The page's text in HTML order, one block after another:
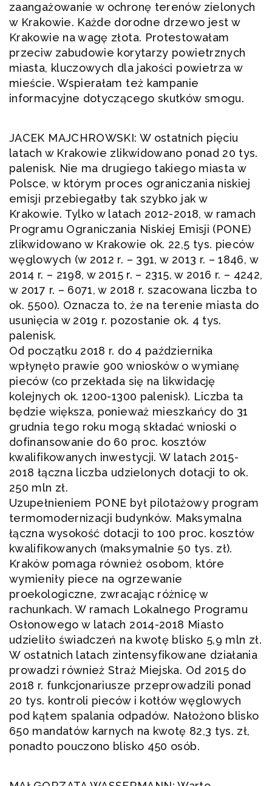
zaangażowanie w ochronę terenów zielonych
w Krakowie. Każde dorodne drzewo jest w
Krakowie na wagę złota. Protestowałam
przeciw zabudowie korytarzy powietrznych
miasta, kluczowych dla jakości powietrza w
mieście. Wspierałam też kampanie
informacyjne dotyczącego skutków smogu.
JACEK MAJCHROWSKI: W ostatnich pięciu
latach w Krakowie zlikwidowano ponad 20 tys.
palenisk. Nie ma drugiego takiego miasta w
Polsce, w którym proces ograniczania niskiej
emisji przebiegałby tak szybko jak w
Krakowie. Tylko w latach 2012-2018, w ramach
Programu Ograniczania Niskiej Emisji (PONE)
zlikwidowano w Krakowie ok. 22,5 tys. pieców
węglowych (w 2012 r. – 391, w 2013 r. – 1846, w
2014 r. – 2198, w 2015 r. – 2315, w 2016 r. – 4242,
w 2017 r. – 6071, w 2018 r. szacowana liczba to
ok. 5500). Oznacza to, że na terenie miasta do
usunięcia w 2019 r. pozostanie ok. 4 tys.
palenisk.
Od początku 2018 r. do 4 października
wpłynęło prawie 900 wniosków o wymianę
pieców (co przekłada się na likwidację
kolejnych ok. 1200-1300 palenisk). Liczba ta
będzie większa, ponieważ mieszkańcy do 31
grudnia tego roku mogą składać wnioski o
dofinansowanie do 60 proc. kosztów
kwalifikowanych inwestycji. W latach 2015-
2018 łączna liczba udzielonych dotacji to ok.
250 mln zł.
Uzupełnieniem PONE był pilotażowy program
termomodernizacji budynków. Maksymalna
łączna wysokość dotacji to 100 proc. kosztów
kwalifikowanych (maksymalnie 50 tys. zł).
Kraków pomaga również osobom, które
wymieniły piece na ogrzewanie
proekologiczne, zwracając różnicę w
rachunkach. W ramach Lokalnego Programu
Osłonowego w latach 2014-2018 Miasto
udzieliło świadczeń na kwotę blisko 5,9 mln zł.
W ostatnich latach zintensyfikowane działania
prowadzi również Straż Miejska. Od 2015 do
2018 r. funkcjonariusze przeprowadzili ponad
20 tys. kontroli pieców i kotłów węglowych
pod kątem spalania odpadów. Nałożono blisko
650 mandatów karnych na kwotę 82,3 tys. zł,
ponadto pouczono blisko 450 osób.